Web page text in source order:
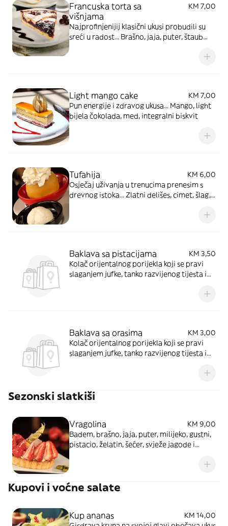
Francuska torta sa
višnjama
KM 7,00
Najprofinjenijij klasični ukusi probudili su
sreći u radost... Brašno, jaja, puter, štaub
Light mango cake
KM 7,00
Pun energije i zdravog ukusa... Mango, light
bijela čokolada, med, integralni biskvit
Tufahija
KM 6,00
Osječaj uživanja u trenucima prenesim s
drevnog istoka... Zlatni delišes, cimet, šlag,
Baklava sa pistacijama
KM 3,50
Kolač orijentalnog porijekla koji se pravi
slaganjem jufke, tanko razvijenog tijesta i
Baklava sa orasima
KM 3,00
Kolač orijentalnog porijekla koji se pravi
slaganjem jufke, tanko razvijenog tijesta i
Sezonski slatkiši
Vragolina
KM 9,00
Badem, brašno, jaja, puter, milijeko, gustni,
pistacio, želatin, šećer, svježe jagode i
Kupovi i voćne salate
Kup ananas
KM 14,00